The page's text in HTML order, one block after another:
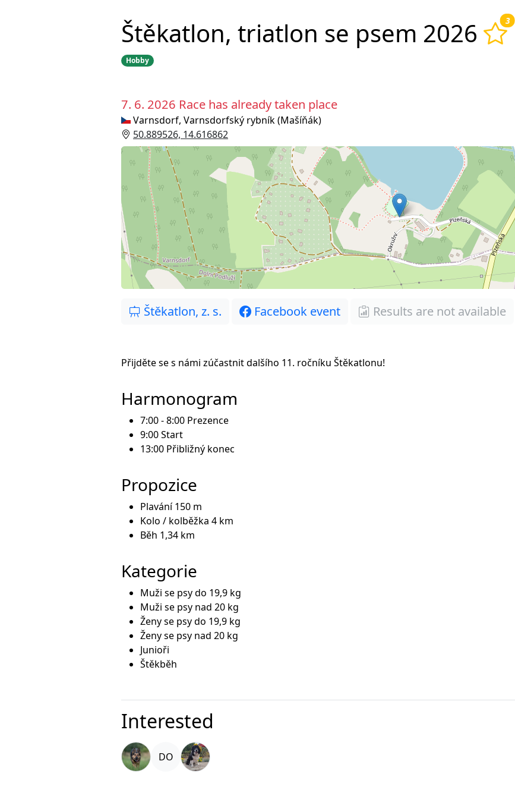
Štěkatlon, triatlon se psem 2026 3
Hobby
7. 6. 2026 Race has already taken place
Varnsdorf, Varnsdorfský rybník (Mašíňák)
50.889526, 14.616862
Štěkatlon, z. s. Facebook event Results are not available
Přijděte se s námi zúčastnit dalšího 11. ročníku Štěkatlonu!
Harmonogram
7:00 - 8:00 Prezence
9:00 Start
13:00 Přibližný konec
Propozice
Plavání 150 m
Kolo / kolběžka 4 km
Běh 1,34 km
Kategorie
Muži se psy do 19,9 kg
Muži se psy nad 20 kg
Ženy se psy do 19,9 kg
Ženy se psy nad 20 kg
Junioři
Štěkběh
Interested